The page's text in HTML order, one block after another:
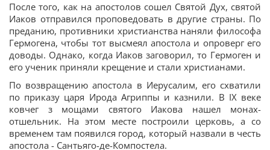
После того, как на апостолов сошел Святой Дух, святой
Иаков отправился проповедовать в другие страны. По
преданию, противники христианства наняли философа
Гермогена, чтобы тот высмеял апостола и опроверг его
доводы. Однако, когда Иаков заговорил, то Гермоген и
его ученик приняли крещение и стали христианами.
По возвращению апостола в Иерусалим, его схватили
по приказу царя Ирода Агриппы и казнили. В IX веке
ковчег з мощами святого Иакова нашел монах-
отшельник. На этом месте построили церковь, а со
временем там появился город, который назвали в честь
апостола - Сантьяго-де-Компостела.